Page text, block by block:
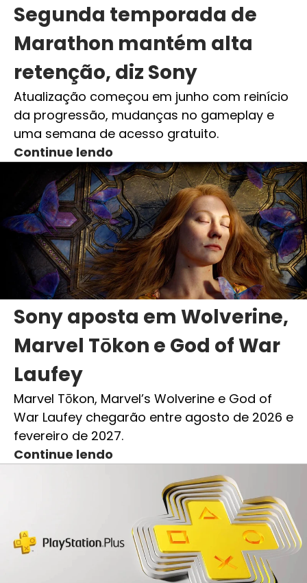
Segunda temporada de
Marathon mantém alta
retenção, diz Sony
Atualização começou em junho com reinício
da progressão, mudanças no gameplay e
uma semana de acesso gratuito.
Continue lendo
Sony aposta em Wolverine,
Marvel Tōkon e God of War
Laufey
Marvel Tōkon, Marvel’s Wolverine e God of
War Laufey chegarão entre agosto de 2026 e
fevereiro de 2027.
Continue lendo